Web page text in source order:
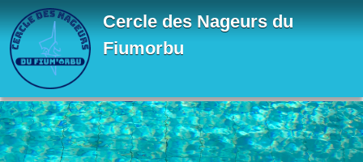
Cercle des Nageurs du
Fiumorbu
Panneau de gestion des cookies